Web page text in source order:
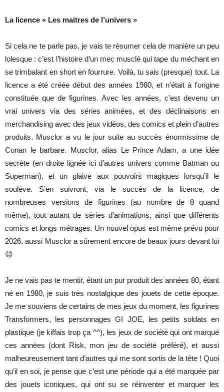
La licence « Les maitres de l’univers »
Si cela ne te parle pas, je vais te résumer cela de manière un peu
lolesque : c’est l’histoire d’un mec musclé qui tape du méchant en
se trimbalant en short en fourrure. Voilà, tu sais (presque) tout. La
licence a été créée début des années 1980, et n’était à l’origine
constituée que de figurines. Avec les années, c’est devenu un
vrai univers via des séries animées, et des déclinaisons en
merchandising avec des jeux vidéos, des comics et plein d’autres
produits. Musclor a vu le jour suite au succès énormissime de
Conan le barbare. Musclor, alias Le Prince Adam, a une idée
secrète (en droite lignée ici d’autres univers comme Batman ou
Superman), et un glaive aux pouvoirs magiques lorsqu’il le
soulève. S’en suivront, via le succès de la licence, de
nombreuses versions de figurines (au nombre de 8 quand
même), tout autant de séries d’animations, ainsi que différents
comics et longs métrages. Un nouvel opus est même prévu pour
2026, aussi Musclor a sûrement encore de beaux jours devant lui
😉
Je ne vais pas te mentir, étant un pur produit des années 80, étant
né en 1980, je suis très nostalgique des jouets de cette époque.
Je me souviens de certains de mes jeux du moment, les figurines
Transformers, les personnages GI JOE, les petits soldats en
plastique (je kiffais trop ça ^^), les jeux de société qui ont marqué
ces années (dont Risk, mon jeu de société préféré), et aussi
malheureusement tant d’autres qui me sont sortis de la tête ! Quoi
qu’il en soi, je pense que c’est une période qui a été marquée par
des jouets iconiques, qui ont su se réinventer et marquer les